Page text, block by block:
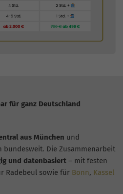
für ganz Deutschland
aus München und
Die Zusammenarbeit
und datenbasiert – mit festen
Radebeul sowie für Bonn, Kassel